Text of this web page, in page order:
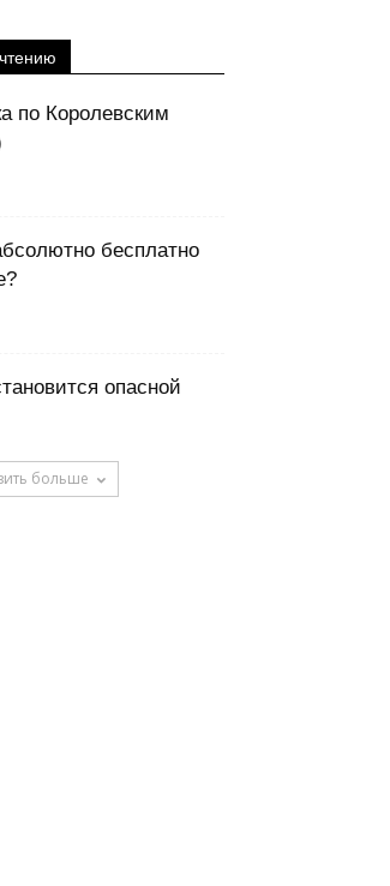
по Королевским
бесплатно
опасной
больше